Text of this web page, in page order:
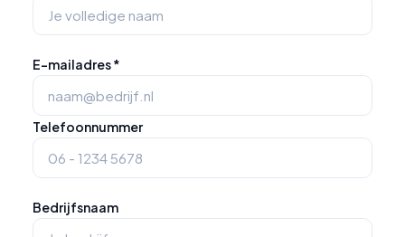
E-mailadres *
Telefoonnummer
Bedrijfsnaam